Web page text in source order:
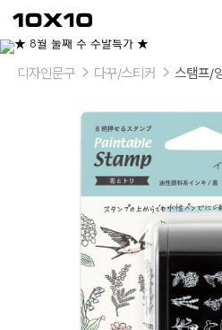
텐
바
텐
디자인문구 다꾸/스티커 스탬프/